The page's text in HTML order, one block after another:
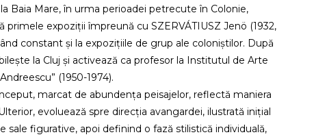
Baia Mare, în urma perioadei petrecute în Colonie,
primele expoziții împreună cu SZERVÁTIUSZ Jenö (1932,
constant și la expozițiile de grup ale coloniștilor. După
la Cluj și activează ca profesor la Institutul de Arte
(1950-1974).
marcat de abundența peisajelor, reflectă maniera
evoluează spre direcția avangardei, ilustrată inițial
sale figurative, apoi definind o fază stilistică individuală,